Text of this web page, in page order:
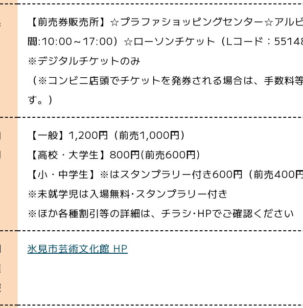
【前売券販売所】☆プラファショッピングセンター☆アル
間:10:00～17:00）☆ローソンチケット（Lコード：
※デジタルチケットのみ
（※コンビニ店頭でチケットを発券される場合は、手数料
す。）
【一般】1,200円（前売1,000円）
【高校・大学生】800円(前売600円)
【小・中学生】※はスタンプラリー付き600円（前売400円
※未就学児は入場無料･スタンプラリー付き
※ほか各種割引等の詳細は、チラシ･HPでご確認ください
氷見市芸術文化館 HP